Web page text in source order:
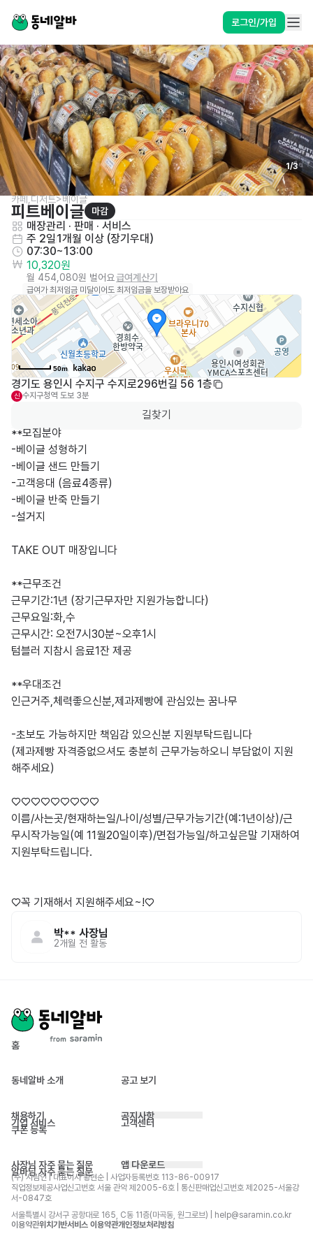
로그인/가입
1/3
카페,디저트>베이글
피트베이글 마감
매장관리 · 판매 · 서비스
주 2일1개월 이상 (장기우대)
07:30~13:00
10,320원
월 454,080원 벌어요급여계산기
급여가 최저임금 미달이어도 최저임금을 보장받아요
50m
경기도 용인시 수지구 수지로296번길 56 1층
신 수지구청역 도보 3분
길찾기
**모집분야
-베이글 성형하기
-베이글 샌드 만들기
-고객응대 (음료4종류)
-베이글 반죽 만들기
-설거지
TAKE OUT 매장입니다
**근무조건
근무기간:1년 (장기근무자만 지원가능합니다)
근무요일:화,수
근무시간: 오전7시30분~오후1시
텀블러 지참시 음료1잔 제공
**우대조건
인근거주,체력좋으신분,제과제빵에 관심있는 꿈나무
-초보도 가능하지만 책임감 있으신분 지원부탁드립니다
(제과제빵 자격증없으셔도 충분히 근무가능하오니 부담없이 지원
해주세요)
♡♡♡♡♡♡♡♡♡
이름/사는곳/현재하는일/나이/성별/근무가능기간(예:1년이상)/근
무시작가능일(예 11월20일이후)/면접가능일/하고싶은말 기재하여
지원부탁드립니다.
박** 사장님
2개월 전 활동
홈
동네알바 소개 공고 보기
채용하기
기업 서비스
쿠폰 등록
공지사항
고객센터
사장님 자주 묻는 질문
알바님 자주 묻는 질문
앱 다운로드
(주) 사람인 | 대표이사 황현순 | 사업자등록번호 113-86-00917
직업정보제공사업신고번호 서울 관악 제2005-6호 | 통신판매업신고번호 제2025-서울강
서-0847호
서울특별시 강서구 공항대로 165, C동 11층(마곡동, 원그로브) | help@saramin.co.kr
이용약관위치기반서비스 이용약관개인정보처리방침